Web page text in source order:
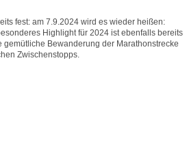
fest: am 7.9.2024 wird es wieder heißen:
Highlight für 2024 ist ebenfalls bereits
Bewanderung der Marathonstrecke
Zwischenstopps.